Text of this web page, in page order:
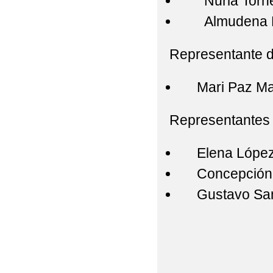
Almudena
Representante
Mari Paz
Elena
Concepción
Gustavo